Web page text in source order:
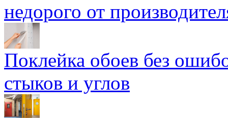
недорого от
Поклейка обоев без
стыков и углов